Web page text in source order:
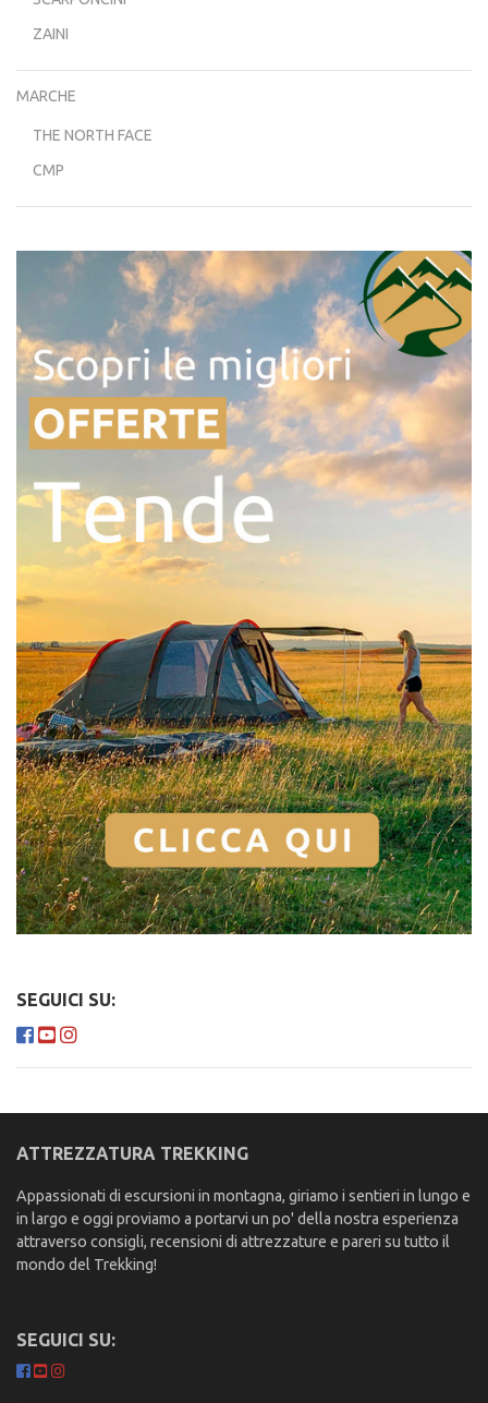
ZAINI
MARCHE
THE NORTH FACE
CMP
SEGUICI SU:
ATTREZZATURA TREKKING
Appassionati di escursioni in montagna, giriamo i sentieri in lungo e
in largo e oggi proviamo a portarvi un po' della nostra esperienza
attraverso consigli, recensioni di attrezzature e pareri su tutto il
mondo del Trekking!
SEGUICI SU: